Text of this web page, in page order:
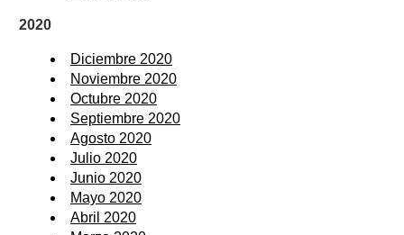
2020
Diciembre 2020
Noviembre 2020
Octubre 2020
Septiembre 2020
Agosto 2020
Julio 2020
Junio 2020
Mayo 2020
Abril 2020